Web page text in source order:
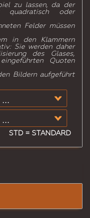
zu lassen, da der
quadratisch oder
Felder müssen
in den Klammern
Sie werden daher
des Glases,
Quoten
Bildern aufgeführt
STD = STANDARD